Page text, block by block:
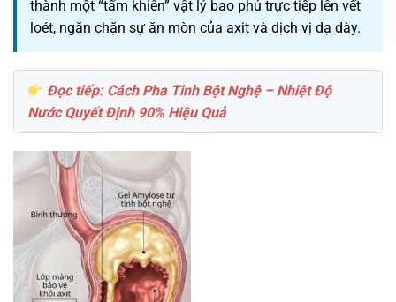
thành một “tấm khiên” vật lý bao phủ trực tiếp lên vết
loét, ngăn chặn sự ăn mòn của axit và dịch vị dạ dày.
Đọc tiếp: Cách Pha Tinh Bột Nghệ – Nhiệt Độ
Nước Quyết Định 90% Hiệu Quả